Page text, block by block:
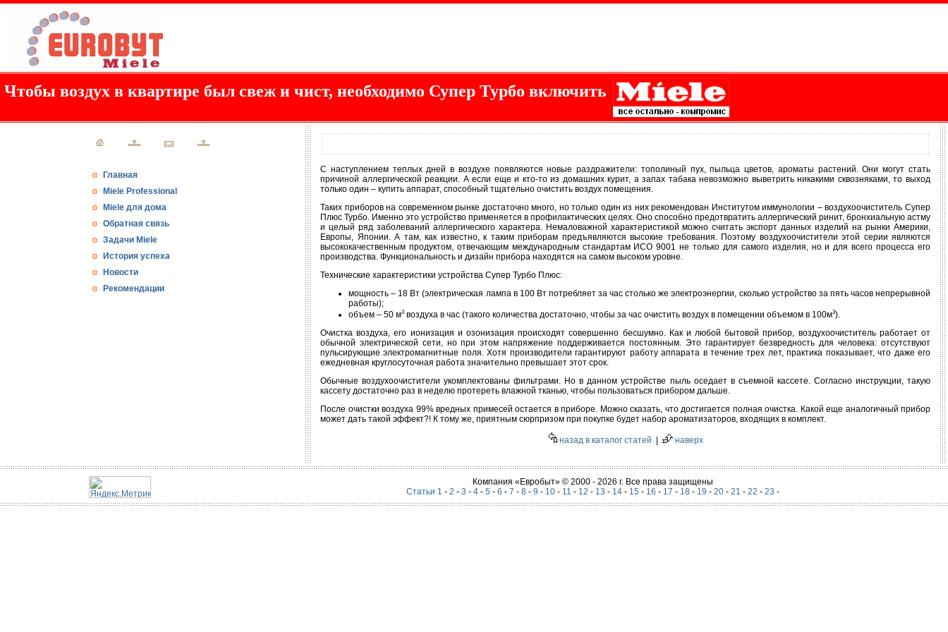
Чтобы воздух в квартире был свеж и чист, необходимо Супер Турбо включить
Главная
Miele Professional
Miele для дома
Обратная связь
Задачи Miele
История успеха
Новости
Рекомендации
С наступлением теплых дней в воздухе появляются новые раздражители: тополиный пух, пыльца цветов, ароматы растений. Они могут стать
причиной аллергической реакции. А если еще и кто-то из домашних курит, а запах табака невозможно выветрить никакими сквозняками, то выход
только один – купить аппарат, способный тщательно очистить воздух помещения.
Таких приборов на современном рынке достаточно много, но только один из них рекомендован Институтом иммунологии – воздухоочиститель Супер
Плюс Турбо. Именно это устройство применяется в профилактических целях. Оно способно предотвратить аллергический ринит, бронхиальную астму
и целый ряд заболеваний аллергического характера. Немаловажной характеристикой можно считать экспорт данных изделий на рынки Америки,
Европы, Японии. А там, как известно, к таким приборам предъявляются высокие требования. Поэтому воздухоочистители этой серии являются
высококачественным продуктом, отвечающим международным стандартам ИСО 9001 не только для самого изделия, но и для всего процесса его
производства. Функциональность и дизайн прибора находятся на самом высоком уровне.
Технические характеристики устройства Супер Турбо Плюс:
мощность – 18 Вт (электрическая лампа в 100 Вт потребляет за час столько же электроэнергии, сколько устройство за пять часов непрерывной
работы);
объем – 50 м3 воздуха в час (такого количества достаточно, чтобы за час очистить воздух в помещении объемом в 100м3).
Очистка воздуха, его ионизация и озонизация происходят совершенно бесшумно. Как и любой бытовой прибор, воздухоочиститель работает от
обычной электрической сети, но при этом напряжение поддерживается постоянным. Это гарантирует безвредность для человека: отсутствуют
пульсирующие электромагнитные поля. Хотя производители гарантируют работу аппарата в течение трех лет, практика показывает, что даже его
ежедневная круглосуточная работа значительно превышает этот срок.
Обычные воздухоочистители укомплектованы фильтрами. Но в данном устройстве пыль оседает в съемной кассете. Согласно инструкции, такую
кассету достаточно раз в неделю протереть влажной тканью, чтобы пользоваться прибором дальше.
После очистки воздуха 99% вредных примесей остается в приборе. Можно сказать, что достигается полная очистка. Какой еще аналогичный прибор
может дать такой эффект?! К тому же, приятным сюрпризом при покупке будет набор ароматизаторов, входящих в комплект.
назад в каталог статей наверх
Компания «Евробыт» © 2000 - 2026 г. Все права защищены
Статьи 1 - 2 - 3 - 4- 5 - 6 - 7 - 8- 9 - 10- 11 - 12 - 13 - 14- 15 - 16 - 17 - 18- 19 - 20- 21 - 22 - 23 -